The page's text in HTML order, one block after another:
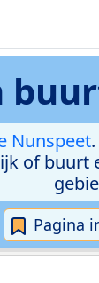
Nunspeet
of
Pagina